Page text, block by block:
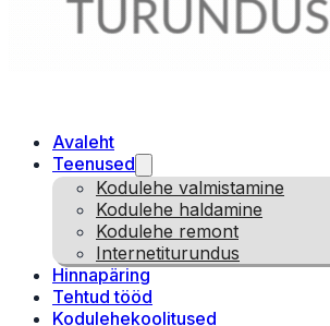
Avaleht
Teenused
Kodulehe valmistamine
Kodulehe haldamine
Kodulehe remont
Internetiturundus
Hinnapäring
Tehtud tööd
Kodulehekoolitused